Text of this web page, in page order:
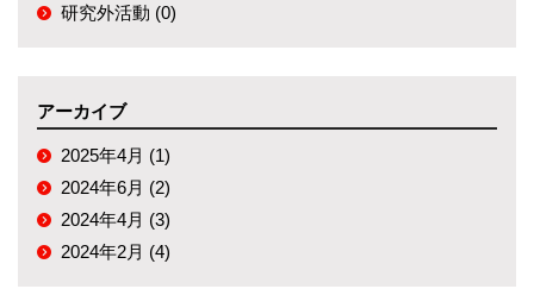
研究外活動 (0)
アーカイブ
2025年4月 (1)
2024年6月 (2)
2024年4月 (3)
2024年2月 (4)